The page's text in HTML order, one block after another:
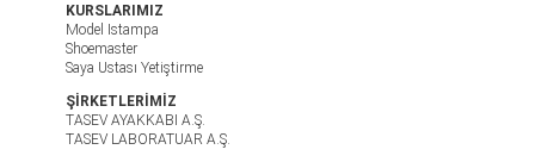
KURSLARIMIZ
Model Istampa
Shoemaster
Saya Ustası Yetiştirme
ŞİRKETLERİMİZ
TASEV AYAKKABI A.Ş.
TASEV LABORATUAR A.Ş.